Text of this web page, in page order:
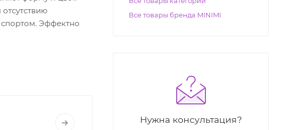
Эффектно
Все товары бренда MINIMI
Нужна консультация?